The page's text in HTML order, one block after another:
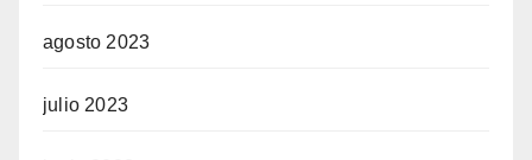
agosto 2023
julio 2023